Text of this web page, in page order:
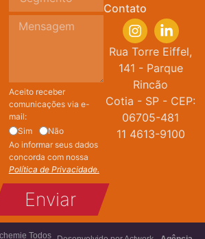
Contato
Rua Torre Eiffel,
141 - Parque
Rincão
Cotia - SP - CEP:
06705-481
11 4613-9100
Aceito receber
comunicações via e-
mail:
Sim
Não
Ao informar seus dados
concorda com nossa
Política de Privacidade.
Enviar
Todos